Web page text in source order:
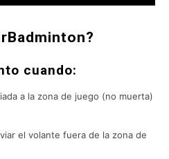
cuando:
a la zona de juego (no muerta)
el volante fuera de la zona de